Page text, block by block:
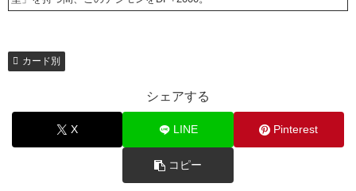
カード別
シェアする
X LINE Pinterest
コピー